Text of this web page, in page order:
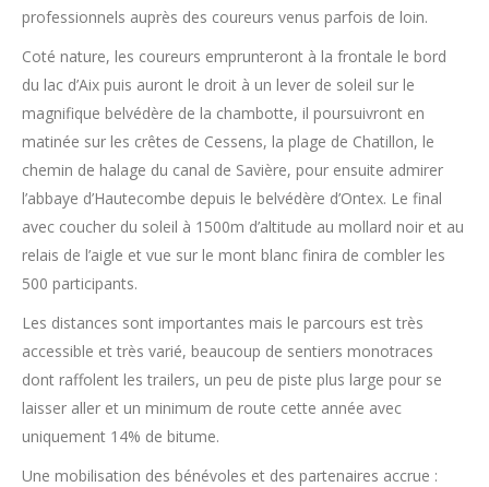
professionnels auprès des coureurs venus parfois de loin.
Coté nature, les coureurs emprunteront à la frontale le bord
du lac d’Aix puis auront le droit à un lever de soleil sur le
magnifique belvédère de la chambotte, il poursuivront en
matinée sur les crêtes de Cessens, la plage de Chatillon, le
chemin de halage du canal de Savière, pour ensuite admirer
l’abbaye d’Hautecombe depuis le belvédère d’Ontex. Le final
avec coucher du soleil à 1500m d’altitude au mollard noir et au
relais de l’aigle et vue sur le mont blanc finira de combler les
500 participants.
Les distances sont importantes mais le parcours est très
accessible et très varié, beaucoup de sentiers monotraces
dont raffolent les trailers, un peu de piste plus large pour se
laisser aller et un minimum de route cette année avec
uniquement 14% de bitume.
Une mobilisation des bénévoles et des partenaires accrue :